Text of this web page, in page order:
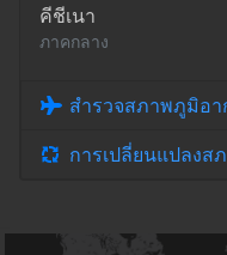
คีชีเนา
ภาคกลาง
สำรวจสภาพภูมิอา
การเปลี่ยนแปลงส